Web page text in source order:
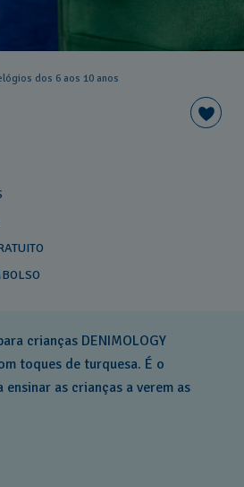
dos 6 aos 10 anos
crianças DENIMOLOGY
toques de turquesa. É o
as crianças a verem as